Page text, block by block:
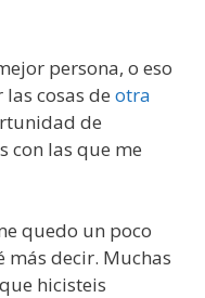
persona, o eso
cosas de otra
de
con las que me
quedo un poco
más decir. Muchas
hicisteis